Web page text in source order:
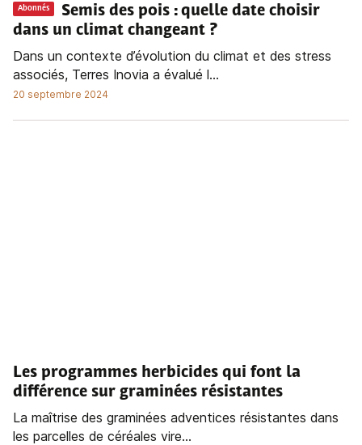
Abonnés
Semis des pois : quelle date choisir
dans un climat changeant ?
Dans un contexte d’évolution du climat et des stress
associés, Terres Inovia a évalué l...
20 septembre 2024
Les programmes herbicides qui font la
différence sur graminées résistantes
La maîtrise des graminées adventices résistantes dans
les parcelles de céréales vire...